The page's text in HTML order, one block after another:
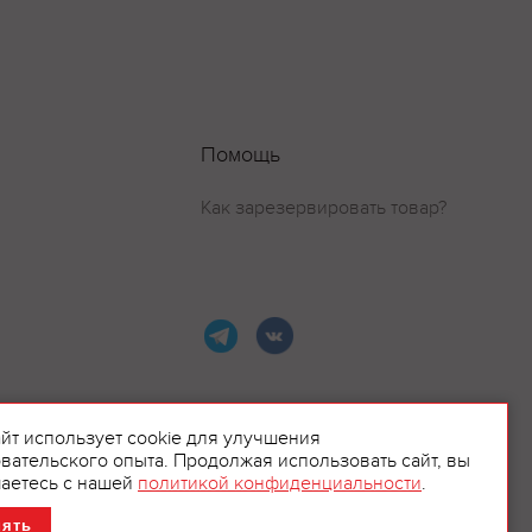
Помощь
Как зарезервировать товар?
использует cookie для улучшения
опыта. Продолжая использовать сайт, вы
с нашей политикой конфиденциальности.